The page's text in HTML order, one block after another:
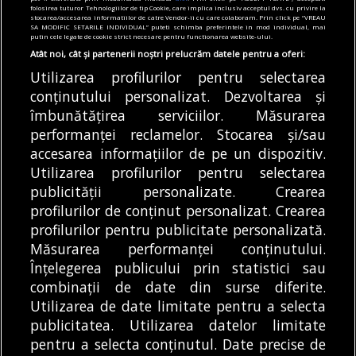
stațiilor STB. Aproape
1.000 de adăposturi vor
fi schimbate
Primăria Capitalei
anunță începerea
programului de
modernizare a stațiilor
STB, după ce...
ANDREEA STĂNĂRÎNGĂ
05/08/2026
dată de Garda de Mediu
pentru un șantier din
Sectorul 4. Era pompată
ilegal apa din pânza
freatică a orașului
Amendă de 15.000 de
lei pentru un șantier
din Sectorul 4 al...
DENIZ GARGULI 05/08/2026
MODIFICĂ SETĂRILE COOKIES
© Copyright 2025 - Buletin de București.
Găzduit dePresslabs.com. Powered by TRS Design.
Despre
Noi
Media
Kit
Politică De
Confidențialitate
Cookie
Policy (EU)
Cookie
Policy
folosirea tuturor Tehnologiilor de tip Cookie, care implica inclusiv acceptul dvs. cu privire la
stocarea/accesarea informatiilor de catre Vendor-ii cu care colaboram. Prin click pe “VREAU
SA MODIFIC SETARILE INDIVIDUAL” puteti schimba preferintele in mod individual, mai
putin cele legate de cookie strict necesare pentru functionarea website-ului.
Atât noi, cât și partenerii noștri prelucrăm datele pentru a oferi:
Utilizarea profilurilor pentru selectarea
conținutului personalizat. Dezvoltarea și
îmbunătățirea serviciilor. Măsurarea
performanței reclamelor. Stocarea și/sau
accesarea informațiilor de pe un dispozitiv.
Utilizarea profilurilor pentru selectarea
publicității personalizate. Crearea
profilurilor de conținut personalizat. Crearea
profilurilor pentru publicitate personalizată.
Măsurarea performanței conținutului.
Înțelegerea publicului prin statistici sau
combinații de date din surse diferite.
Utilizarea de date limitate pentru a selecta
publicitatea. Utilizarea datelor limitate
pentru a selecta conținutul. Date precise de